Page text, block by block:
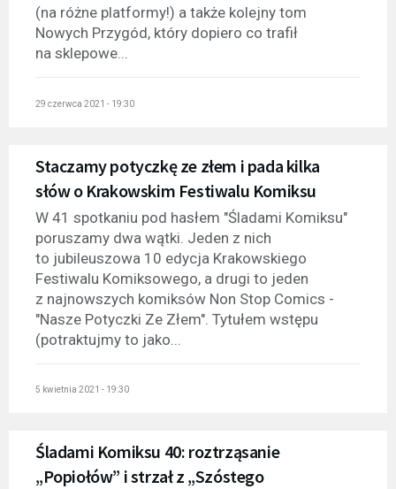
(na różne platformy!) a także kolejny tom
Nowych Przygód, który dopiero co trafił
na sklepowe...
29 czerwca 2021 - 19:30
Staczamy potyczkę ze złem i pada kilka
słów o Krakowskim Festiwalu Komiksu
W 41 spotkaniu pod hasłem "Śladami Komiksu"
poruszamy dwa wątki. Jeden z nich
to jubileuszowa 10 edycja Krakowskiego
Festiwalu Komiksowego, a drugi to jeden
z najnowszych komiksów Non Stop Comics -
"Nasze Potyczki Ze Złem". Tytułem wstępu
(potraktujmy to jako...
5 kwietnia 2021 - 19:30
Śladami Komiksu 40: roztrząsanie
„Popiołów” i strzał z „Szóstego